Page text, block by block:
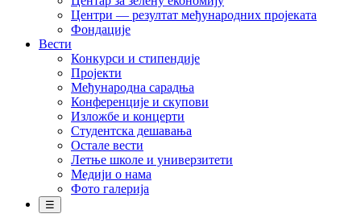
Центри — резултат међународних пројеката
Фондације
Вести
Конкурси и стипендије
Пројекти
Међународна сарадња
Конференције и скупови
Изложбе и концерти
Студентска дешавања
Остале вести
Летње школе и универзитети
Медији о нама
Фото галерија
☰